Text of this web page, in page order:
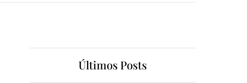
Últimos Posts